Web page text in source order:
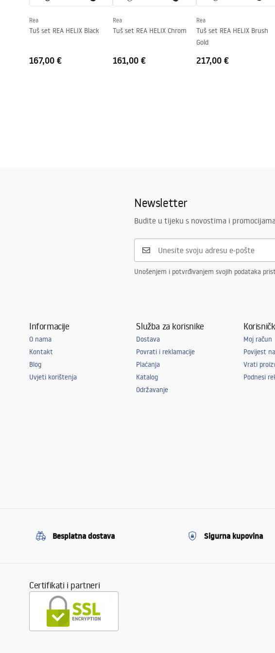
Jamstvo
24 mjeseca
Premaz Easy Clean
Da, na jednoj strani stakla.
Rea
Tuš set REA HELIX Black
167,00 €
Rea
Tuš set REA HELIX Chrom
161,00 €
Rea
Tuš set REA HELIX Brush
Gold
217,00 €
Newsletter
Budite u tijeku s novostima i
Unošenjem i potvrđivanjem svojih podataka
Informacije
O nama
Kontakt
Blog
Uvjeti korištenja
Služba za korisnike
Dostava
Povrati i reklamacije
Plaćanja
Katalog
Održavanje
Moj račun
Povijest
Vrati
Podnesi
Besplatna dostava Sigurna kupovina
Certifikati i partneri